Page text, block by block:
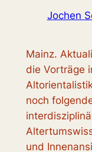
Jochen
Mainz.
die Vorträge
noch
und